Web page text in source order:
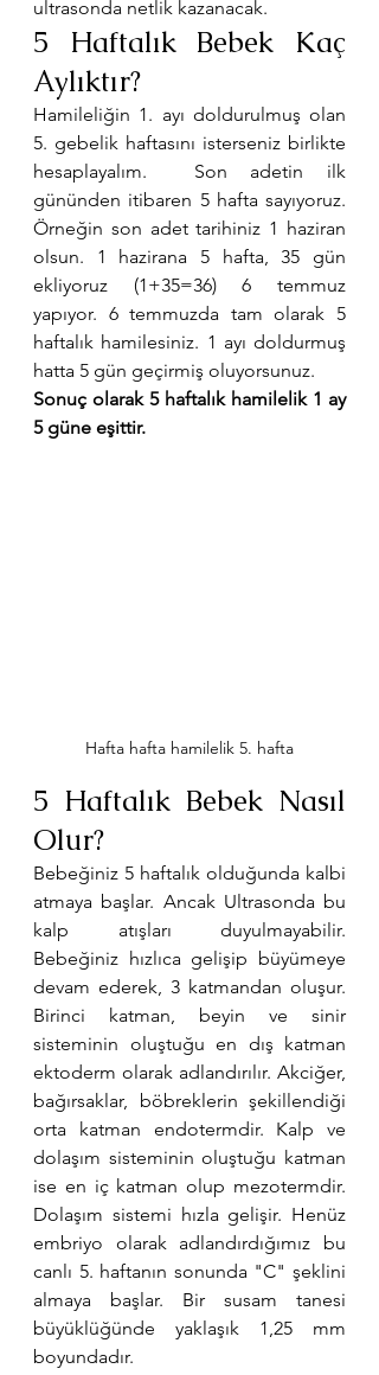
ultrasonda netlik kazanacak.
5 Haftalık Bebek Kaç
Aylıktır?
Hamileliğin 1. ayı doldurulmuş olan
5. gebelik haftasını isterseniz birlikte
hesaplayalım.  Son adetin ilk
gününden itibaren 5 hafta sayıyoruz.
Örneğin son adet tarihiniz 1 haziran
olsun. 1 hazirana 5 hafta, 35 gün
ekliyoruz (1+35=36) 6 temmuz
yapıyor. 6 temmuzda tam olarak 5
haftalık hamilesiniz. 1 ayı doldurmuş
hatta 5 gün geçirmiş oluyorsunuz.
Sonuç olarak 5 haftalık hamilelik 1 ay
5 güne eşittir.
Hafta hafta hamilelik 5. hafta
5 Haftalık Bebek Nasıl
Olur?
Bebeğiniz 5 haftalık olduğunda kalbi
atmaya başlar. Ancak Ultrasonda bu
kalp atışları duyulmayabilir.
Bebeğiniz hızlıca gelişip büyümeye
devam ederek, 3 katmandan oluşur.
Birinci katman, beyin ve sinir
sisteminin oluştuğu en dış katman
ektoderm olarak adlandırılır. Akciğer,
bağırsaklar, böbreklerin şekillendiği
orta katman endotermdir. Kalp ve
dolaşım sisteminin oluştuğu katman
ise en iç katman olup mezotermdir.
Dolaşım sistemi hızla gelişir. Henüz
embriyo olarak adlandırdığımız bu
canlı 5. haftanın sonunda "C" şeklini
almaya başlar. Bir susam tanesi
büyüklüğünde yaklaşık 1,25 mm
boyundadır.